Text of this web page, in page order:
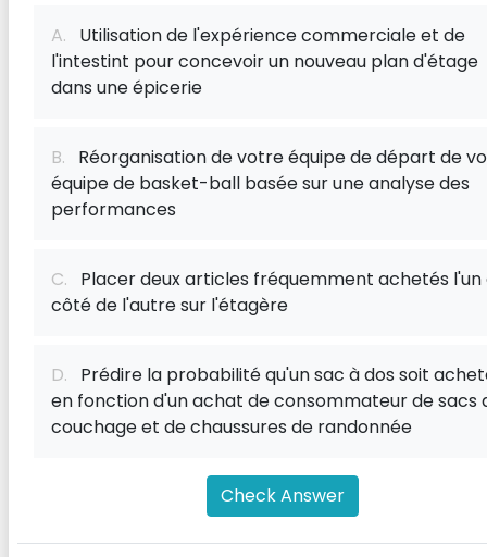
A. Utilisation de l'expérience commerciale et de
l'intestint pour concevoir un nouveau plan d'étage
dans une épicerie
B. Réorganisation de votre équipe de départ de
équipe de basket-ball basée sur une analyse des
performances
C. Placer deux articles fréquemment achetés l'un
côté de l'autre sur l'étagère
D. Prédire la probabilité qu'un sac à dos soit
en fonction d'un achat de consommateur de sacs
couchage et de chaussures de randonnée
Check Answer